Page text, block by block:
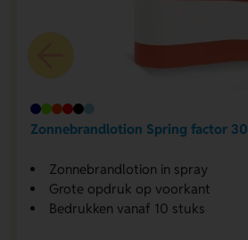
Zonnebrandlotion Spring factor 30
Zonnebrandlotion in spray
Grote opdruk op voorkant
Bedrukken vanaf 10 stuks